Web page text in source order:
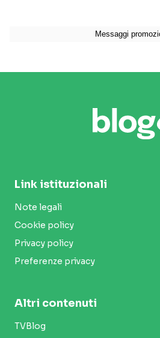
Link istituzionali
Note legali
Cookie policy
Privacy policy
Preferenze privacy
Altri contenuti
TVBlog